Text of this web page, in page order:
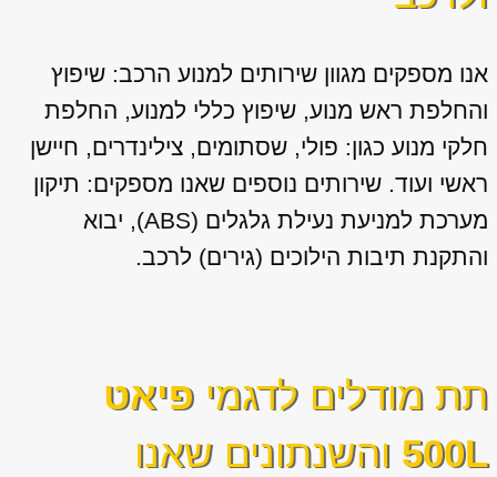
אנו מספקים מגוון שירותים למנוע הרכב: שיפוץ
והחלפת ראש מנוע, שיפוץ כללי למנוע, החלפת
חלקי מנוע כגון: פולי, שסתומים, צילינדרים, חיישן
ראשי ועוד. שירותים נוספים שאנו מספקים: תיקון
מערכת למניעת נעילת גלגלים (ABS), יבוא
והתקנת תיבות הילוכים (גירים) לרכב.
תת מודלים לדגמי פיאט
500L והשנתונים שאנו